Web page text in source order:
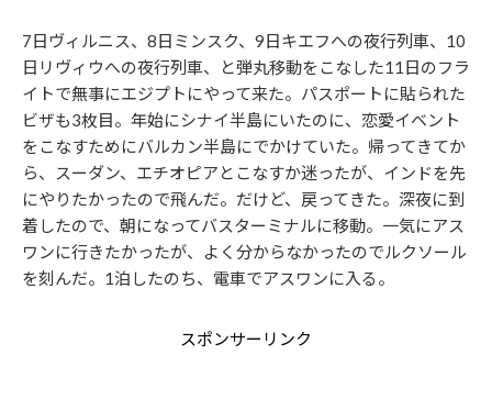
7日ヴィルニス、8日ミンスク、9日キエフへの夜行列車、10
日リヴィウへの夜行列車、と弾丸移動をこなした11日のフラ
イトで無事にエジプトにやって来た。パスポートに貼られた
ビザも3枚目。年始にシナイ半島にいたのに、恋愛イベント
をこなすためにバルカン半島にでかけていた。帰ってきてか
ら、スーダン、エチオピアとこなすか迷ったが、インドを先
にやりたかったので飛んだ。だけど、戻ってきた。深夜に到
着したので、朝になってバスターミナルに移動。一気にアス
ワンに行きたかったが、よく分からなかったのでルクソール
を刻んだ。1泊したのち、電車でアスワンに入る。
スポンサーリンク